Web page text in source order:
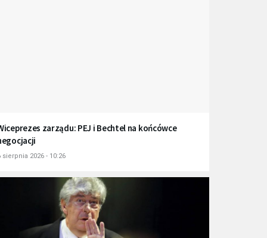
zarządu: PEJ i Bechtel na końcówce
sierpnia 2026 - 10:26